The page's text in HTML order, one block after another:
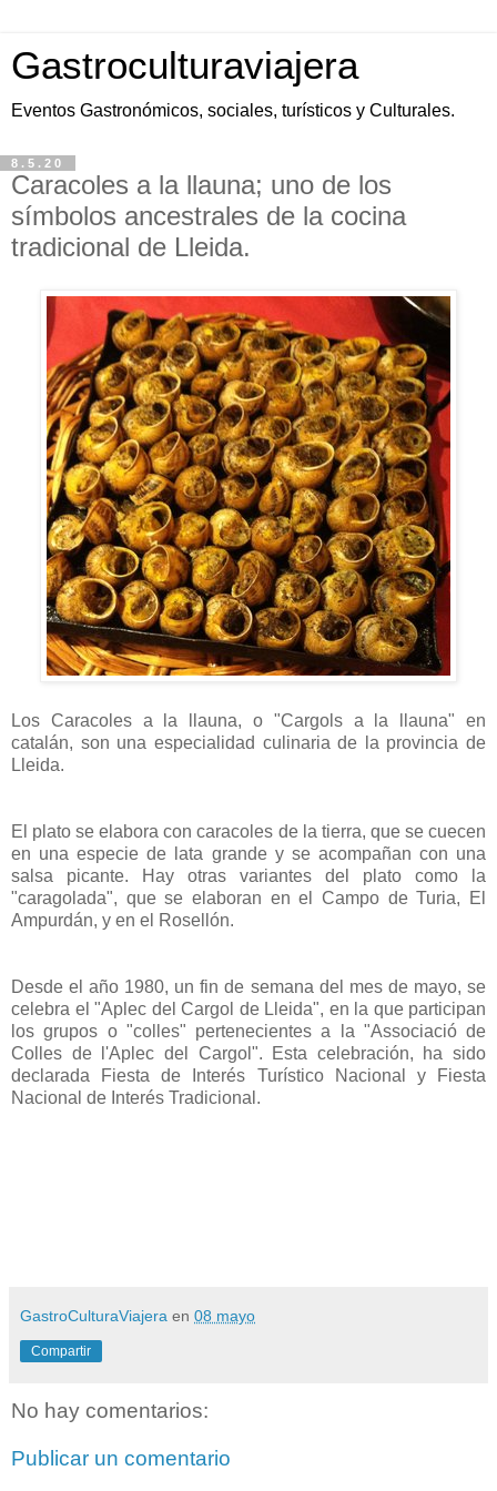
Gastroculturaviajera
Eventos Gastronómicos, sociales, turísticos y Culturales.
8.5.20
Caracoles a la llauna; uno de los
símbolos ancestrales de la cocina
tradicional de Lleida.
Los Caracoles a la llauna, o "Cargols a la llauna" en
catalán, son una especialidad culinaria de la provincia de
Lleida.
El plato se elabora con caracoles de la tierra, que se cuecen
en una especie de lata grande y se acompañan con una
salsa picante. Hay otras variantes del plato como la
"caragolada", que se elaboran en el Campo de Turia, El
Ampurdán, y en el Rosellón.
Desde el año 1980, un fin de semana del mes de mayo, se
celebra el "Aplec del Cargol de Lleida", en la que participan
los grupos o "colles" pertenecientes a la "Associació de
Colles de l'Aplec del Cargol". Esta celebración, ha sido
declarada Fiesta de Interés Turístico Nacional y Fiesta
Nacional de Interés Tradicional.
GastroCulturaViajera en 08 mayo
Compartir
No hay comentarios:
Publicar un comentario